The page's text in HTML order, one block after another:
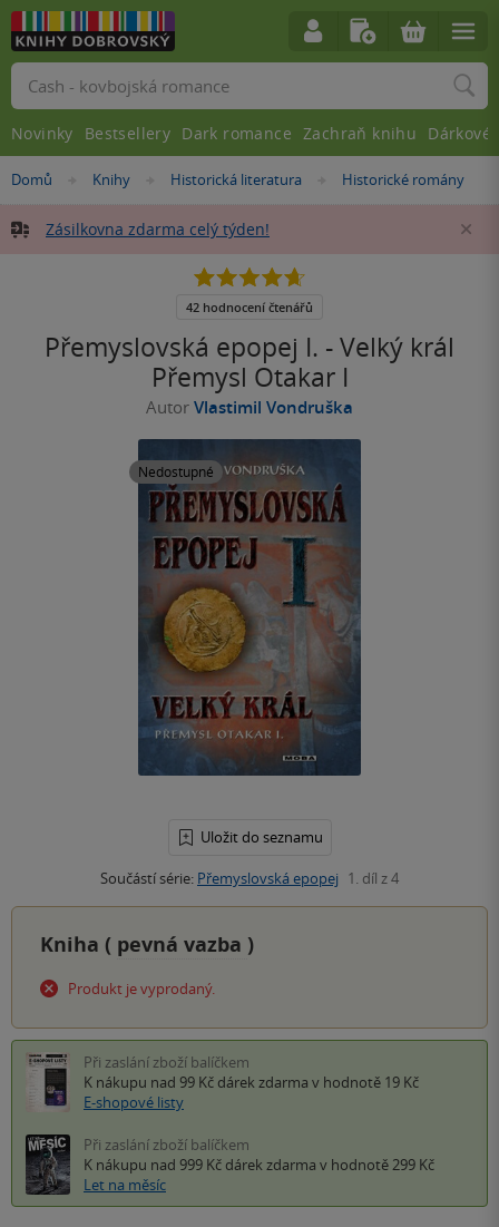
Nacházíte
zde:
Domů »
Knihy »Historická literatura »Historické romány
Zásilkovna zdarma celý týden!
Přemyslovská epopej I. - Velký král
Přemysl Otakar I
Autor Vlastimil Vondruška
Nedostupné
Uložit do seznamu
Součástí série: Přemyslovská epopej 1. díl z 4
4.7
5
42 hodnocení čtenářů
Kniha ( pevná vazba )
Produkt je vyprodaný.
Při zaslání zboží balíčkem
K nákupu nad 99 Kč dárek zdarma v hodnotě 19 Kč
E-shopové listy
Při zaslání zboží balíčkem
K nákupu nad 999 Kč dárek zdarma v hodnotě 299 Kč
Let na měsíc
Vyhledávání
Novinky Bestsellery Dark romance Zachraň knihu Dárkové